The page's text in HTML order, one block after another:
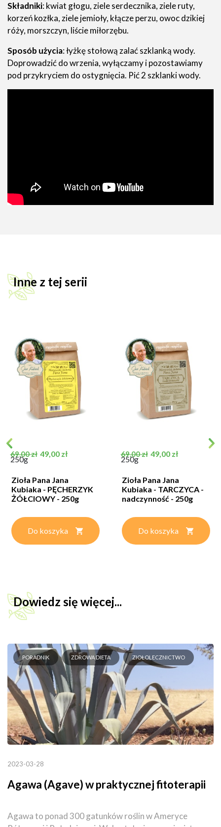
Składniki: kwiat głogu, ziele serdecznika, ziele ruty,
korzeń kozłka, ziele jemioły, kłącze perzu, owoc dzikiej
róży, morszczyn, liście miłorzębu.
Sposób użycia: łyżkę stołową zalać szklanką wody.
Doprowadzić do wrzenia, wyłączamy i pozostawiamy
pod przykryciem do ostygnięcia. Pić 2 szklanki wody.
Inne z tej serii
Cena podstawowa
69,00 zł Cena
49,00 zł
250g
Zioła Pana Jana
Kubiaka - PĘCHERZYK
ŻÓŁCIOWY - 250g
Do koszyka
Cena podstawowa
69,00 zł Cena
49,00 zł
250g
Zioła Pana Jana
Kubiaka - TARCZYCA -
nadczynność - 250g
Do koszyka
Dowiedz się więcej...
PORADNIK ZDROWA DIETA ZIOŁOLECZNICTWO
2023-03-28
Agawa (Agave) w praktycznej fitoterapii
Agawa to ponad 300 gatunków roślin w Ameryce